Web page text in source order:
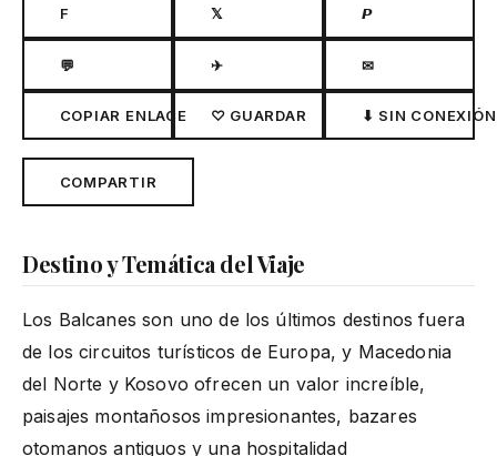
F 𝕏 𝙋
💬 ✈ ✉
COPIAR ENLACE ♡ GUARDAR ⬇ SIN CONEXIÓN
COMPARTIR
Destino y Temática del Viaje
Los Balcanes son uno de los últimos destinos fuera
de los circuitos turísticos de Europa, y Macedonia
del Norte y Kosovo ofrecen un valor increíble,
paisajes montañosos impresionantes, bazares
otomanos antiguos y una hospitalidad